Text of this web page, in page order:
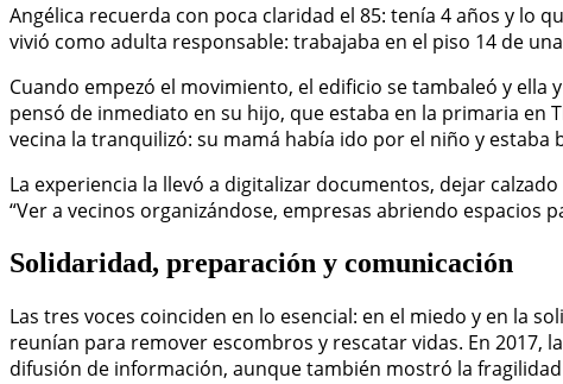
Angélica recuerda con poca claridad el 85: tenía 4 años y lo
vivió como adulta responsable: trabajaba en el piso 14 de
Cuando empezó el movimiento, el edificio se tambaleó y
pensó de inmediato en su hijo, que estaba en la primaria en
vecina la tranquilizó: su mamá había ido por el niño y estaba
La experiencia la llevó a digitalizar documentos, dejar
“Ver a vecinos organizándose, empresas abriendo espacios
Solidaridad, preparación y comunicación
Las tres voces coinciden en lo esencial: en el miedo y en la
reunían para remover escombros y rescatar vidas. En 2017,
difusión de información, aunque también mostró la